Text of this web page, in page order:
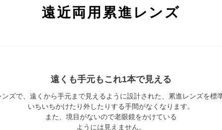
遠近両用累進レンズ
遠くも手元もこれ1本で見える
ンズで、遠くから手元まで見えるように設計された、累進レンズを標
いちいちかけたり外したりする手間がなくなります。
また、境目がないので老眼鏡をかけている
ようには見えません。